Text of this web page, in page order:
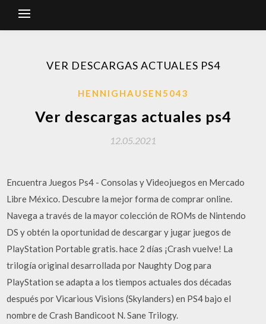
VER DESCARGAS ACTUALES PS4
HENNIGHAUSEN5043
Ver descargas actuales ps4
12.05.2021
Encuentra Juegos Ps4 - Consolas y Videojuegos en Mercado
Libre México. Descubre la mejor forma de comprar online.
Navega a través de la mayor colección de ROMs de Nintendo
DS y obtén la oportunidad de descargar y jugar juegos de
PlayStation Portable gratis. hace 2 días ¡Crash vuelve! La
trilogía original desarrollada por Naughty Dog para
PlayStation se adapta a los tiempos actuales dos décadas
después por Vicarious Visions (Skylanders) en PS4 bajo el
nombre de Crash Bandicoot N. Sane Trilogy.